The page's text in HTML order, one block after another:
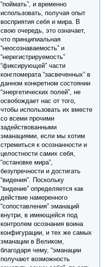
“поймать”, и временно
использовать, получая опыт
восприятия себя и мира. В
свою очередь, это означает,
что принципиальная
“неосознаваемость” и
“нерегистрируемость”
“фиксирующей” части
конгломерата “засвеченных” в
данном конкретном состоянии
“энергетических полей”, не
освобождает нас от того,
чтобы использовать их вместе
со всеми прочими
задействованными
эманациями, если мы хотим
стремиться к осознанности и
целостности самих себя,
“остановке мира”,
безупречности и достигать
“видения”. Поскольку
“видение” определяется как
действие намеренного
“сопоставления” эманаций
внутри, в имеющейся под
контролем осознания воина
конфигурации, и тех же самых
эманации в Великом,
благодаря чему, “эманации
получают возможность